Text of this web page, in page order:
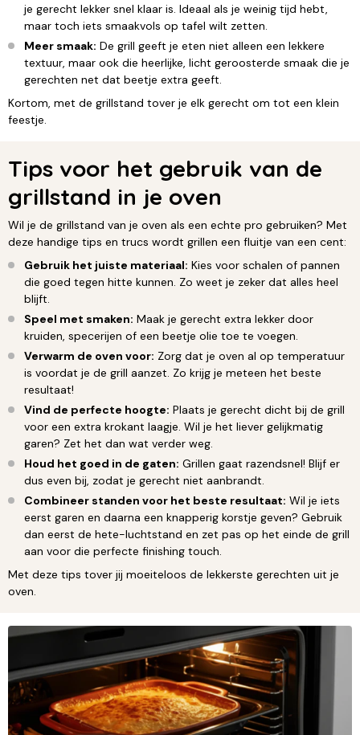
je gerecht lekker snel klaar is. Ideaal als je weinig tijd hebt,
maar toch iets smaakvols op tafel wilt zetten.
Meer smaak: De grill geeft je eten niet alleen een lekkere
textuur, maar ook die heerlijke, licht geroosterde smaak die je
gerechten net dat beetje extra geeft.
Kortom, met de grillstand tover je elk gerecht om tot een klein
feestje.
Tips voor het gebruik van de
grillstand in je oven
Wil je de grillstand van je oven als een echte pro gebruiken? Met
deze handige tips en trucs wordt grillen een fluitje van een cent:
Gebruik het juiste materiaal: Kies voor schalen of pannen
die goed tegen hitte kunnen. Zo weet je zeker dat alles heel
blijft.
Speel met smaken: Maak je gerecht extra lekker door
kruiden, specerijen of een beetje olie toe te voegen.
Verwarm de oven voor: Zorg dat je oven al op temperatuur
is voordat je de grill aanzet. Zo krijg je meteen het beste
resultaat!
Vind de perfecte hoogte: Plaats je gerecht dicht bij de grill
voor een extra krokant laagje. Wil je het liever gelijkmatig
garen? Zet het dan wat verder weg.
Houd het goed in de gaten: Grillen gaat razendsnel! Blijf er
dus even bij, zodat je gerecht niet aanbrandt.
Combineer standen voor het beste resultaat: Wil je iets
eerst garen en daarna een knapperig korstje geven? Gebruik
dan eerst de hete-luchtstand en zet pas op het einde de grill
aan voor die perfecte finishing touch.
Met deze tips tover jij moeiteloos de lekkerste gerechten uit je
oven.